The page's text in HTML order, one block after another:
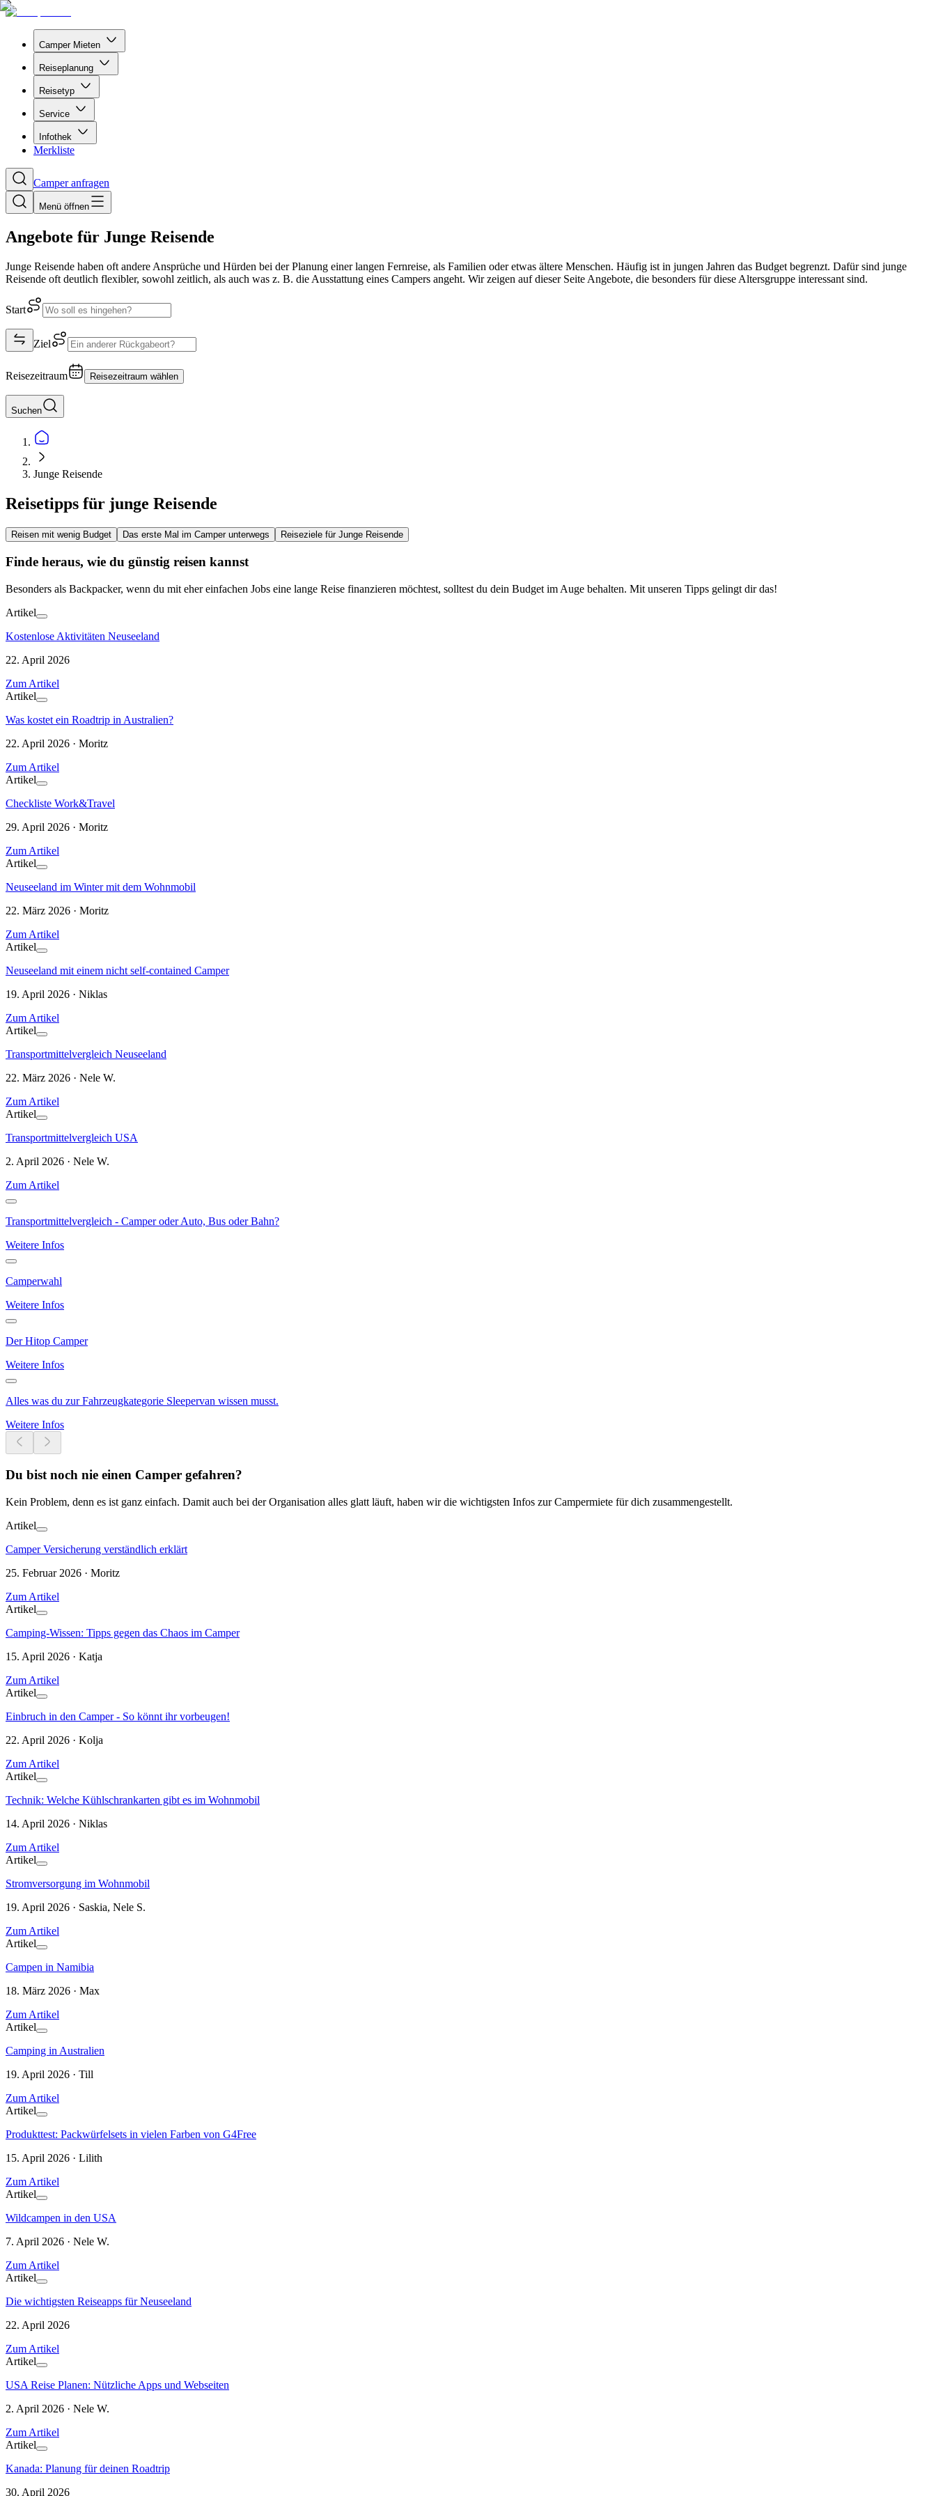
Camper Mieten
Reiseplanung
Reisetyp
Service
Infothek
Merkliste
Camper anfragen
Menü öffnen
Angebote für Junge Reisende
Junge Reisende haben oft andere Ansprüche und Hürden bei der Planung einer langen Fernreise, als Familien oder etwas ältere Menschen. Häufig ist in jungen Jahren das Budget begrenzt. Dafür sind junge
Reisende oft deutlich flexibler, sowohl zeitlich, als auch was z. B. die Ausstattung eines Campers angeht. Wir zeigen auf dieser Seite Angebote, die besonders für diese Altersgruppe interessant sind.
Start
Ziel
Reisezeitraum Reisezeitraum wählen
Suchen
Junge Reisende
Reisetipps für junge Reisende
Reisen mit wenig Budget Das erste Mal im Camper unterwegs Reiseziele für Junge Reisende
Finde heraus, wie du günstig reisen kannst
Besonders als Backpacker, wenn du mit eher einfachen Jobs eine lange Reise finanzieren möchtest, solltest du dein Budget im Auge behalten. Mit unseren Tipps gelingt dir das!
Artikel
Kostenlose Aktivitäten Neuseeland
22. April 2026
Zum Artikel
Artikel
Was kostet ein Roadtrip in Australien?
22. April 2026 · Moritz
Zum Artikel
Artikel
Checkliste Work&Travel
29. April 2026 · Moritz
Zum Artikel
Artikel
Neuseeland im Winter mit dem Wohnmobil
22. März 2026 · Moritz
Zum Artikel
Artikel
Neuseeland mit einem nicht self-contained Camper
19. April 2026 · Niklas
Zum Artikel
Artikel
Transportmittelvergleich Neuseeland
22. März 2026 · Nele W.
Zum Artikel
Artikel
Transportmittelvergleich USA
2. April 2026 · Nele W.
Zum Artikel
Transportmittelvergleich - Camper oder Auto, Bus oder Bahn?
Weitere Infos
Camperwahl
Weitere Infos
Der Hitop Camper
Weitere Infos
Alles was du zur Fahrzeugkategorie Sleepervan wissen musst.
Weitere Infos
Du bist noch nie einen Camper gefahren?
Kein Problem, denn es ist ganz einfach. Damit auch bei der Organisation alles glatt läuft, haben wir die wichtigsten Infos zur Campermiete für dich zusammengestellt.
Artikel
Camper Versicherung verständlich erklärt
25. Februar 2026 · Moritz
Zum Artikel
Artikel
Camping-Wissen: Tipps gegen das Chaos im Camper
15. April 2026 · Katja
Zum Artikel
Artikel
Einbruch in den Camper - So könnt ihr vorbeugen!
22. April 2026 · Kolja
Zum Artikel
Artikel
Technik: Welche Kühlschrankarten gibt es im Wohnmobil
14. April 2026 · Niklas
Zum Artikel
Artikel
Stromversorgung im Wohnmobil
19. April 2026 · Saskia, Nele S.
Zum Artikel
Artikel
Campen in Namibia
18. März 2026 · Max
Zum Artikel
Artikel
Camping in Australien
19. April 2026 · Till
Zum Artikel
Artikel
Produkttest: Packwürfelsets in vielen Farben von G4Free
15. April 2026 · Lilith
Zum Artikel
Artikel
Wildcampen in den USA
7. April 2026 · Nele W.
Zum Artikel
Artikel
Die wichtigsten Reiseapps für Neuseeland
22. April 2026
Zum Artikel
Artikel
USA Reise Planen: Nützliche Apps und Webseiten
2. April 2026 · Nele W.
Zum Artikel
Artikel
Kanada: Planung für deinen Roadtrip
30. April 2026